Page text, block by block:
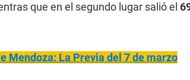
que en el segundo lugar salió el
Mendoza: La Previa del 7 de marzo